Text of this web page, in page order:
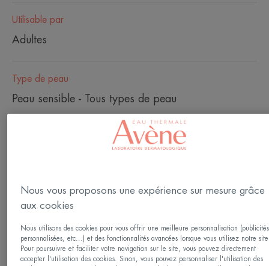
Utilisable par
Adultes
Type de peau
Peau sensible - Tous types de peau
Fabriqué en France
Avec l'âge tout s'accélère. Les cellules vieillissantes
se propagent et la peau fonctionne au ralenti. Les
laboratoires dermatologiques Avène créent le
Nous vous proposons une expérience sur mesure grâce
aux cookies
Nous utilisons des cookies pour vous offrir une meilleure personnalisation (publicités
personnalisées, etc...) et des fonctionnalités avancées lorsque vous utilisez notre
Pour poursuivre et faciliter votre navigation sur le site, vous pouvez directement
accepter l'utilisation des cookies. Sinon, vous pouvez personnaliser l'utilisation des